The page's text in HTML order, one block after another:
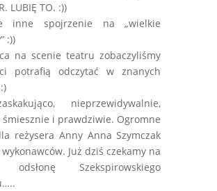
LUBIĘ TO. :))
inne spojrzenie na „wielkie
:))
na scenie teatru zobaczyliśmy
potrafią odczytać w znanych
nieprzewidywalnie,
śmiesznie i prawdziwie. Ogromne
reżysera Anny Anna Szymczak
Już dziś czekamy na
odsłonę Szekspirowskiego